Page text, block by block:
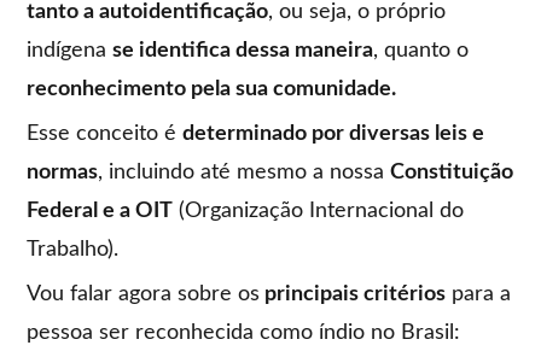
tanto a autoidentificação, ou seja, o próprio
indígenase identifica dessa maneira, quanto o
reconhecimento pela sua comunidade.
Esse conceito édeterminado por diversas leis e
normas, incluindo até mesmo a nossaConstituição
Federal e a OIT (Organização Internacional do
Trabalho).
Vou falar agora sobre os principais critérios para a
pessoa ser reconhecida como índio no Brasil: